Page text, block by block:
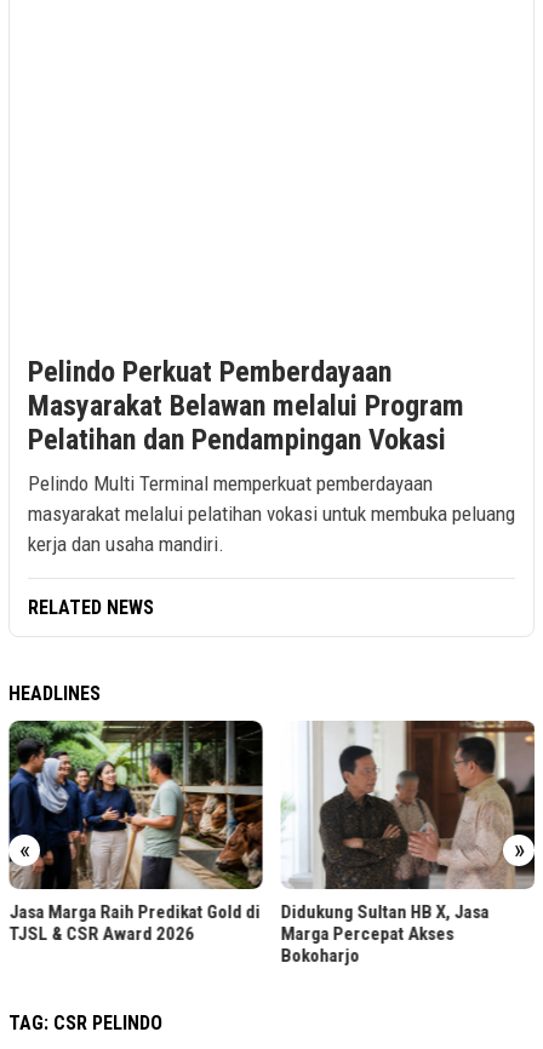
Pelindo Perkuat Pemberdayaan
Masyarakat Belawan melalui Program
Pelatihan dan Pendampingan Vokasi
Pelindo Multi Terminal memperkuat pemberdayaan
masyarakat melalui pelatihan vokasi untuk membuka peluang
kerja dan usaha mandiri.
RELATED NEWS
HEADLINES
« »
Jasa Marga Raih Predikat Gold di
TJSL & CSR Award 2026
Didukung Sultan HB X, Jasa
Marga Percepat Akses
Bokoharjo
TAG: CSR PELINDO